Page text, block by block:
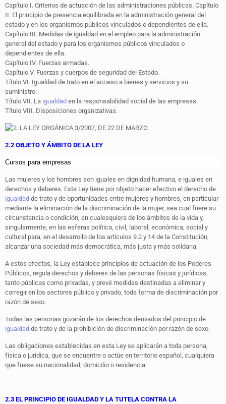
Capítulo I. Criterios de actuación de las administraciones públicas. Capítulo
II. El principio de presencia equilibrada en la administración general del
estado y en los organismos públicos vinculados o dependientes de ella.
Capítulo III. Medidas de igualdad en el empleo para la administración
general del estado y para los organismos públicos vinculados o
dependientes de ella.
Capítulo IV. Fuerzas armadas.
Capítulo V. Fuerzas y cuerpos de seguridad del Estado.
Título VI. Igualdad de trato en el acceso a bienes y servicios y su
suministro.
Título VII. La igualdad en la responsabilidad social de las empresas.
Título VIII. Disposiciones organizativas.
2.2 OBJETO Y ÁMBITO DE LA LEY
Cursos para empresas
Las mujeres y los hombres son iguales en dignidad humana, e iguales en
derechos y deberes. Esta Ley tiene por objeto hacer efectivo el derecho de
igualdad de trato y de oportunidades entre mujeres y hombres, en particular
mediante la eliminación de la discriminación de la mujer, sea cual fuere su
circunstancia o condición, en cualesquiera de los ámbitos de la vida y,
singularmente, en las esferas política, civil, laboral, económica, social y
cultural para, en el desarrollo de los artículos 9.2 y 14 de la Constitución,
alcanzar una sociedad más democrática, más justa y más solidaria.
A estos efectos, la Ley establece principios de actuación de los Poderes
Públicos, regula derechos y deberes de las personas físicas y jurídicas,
tanto públicas como privadas, y prevé medidas destinadas a eliminar y
corregir en los sectores público y privado, toda forma de discriminación por
razón de sexo.
Todas las personas gozarán de los derechos derivados del principio de
igualdad de trato y de la prohibición de discriminación por razón de sexo.
Las obligaciones establecidas en esta Ley se aplicarán a toda persona,
física o jurídica, que se encuentre o actúe en territorio español, cualquiera
que fuese su nacionalidad, domicilio o residencia.
2.3 EL PRINCIPIO DE IGUALDAD Y LA TUTELA CONTRA LA